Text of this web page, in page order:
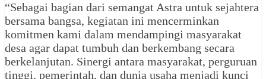
“Sebagai bagian dari semangat Astra untuk sejahtera
bersama bangsa, kegiatan ini mencerminkan
komitmen kami dalam mendampingi masyarakat
desa agar dapat tumbuh dan berkembang secara
berkelanjutan. Sinergi antara masyarakat, perguruan
tinggi, pemerintah, dan dunia usaha menjadi kunci